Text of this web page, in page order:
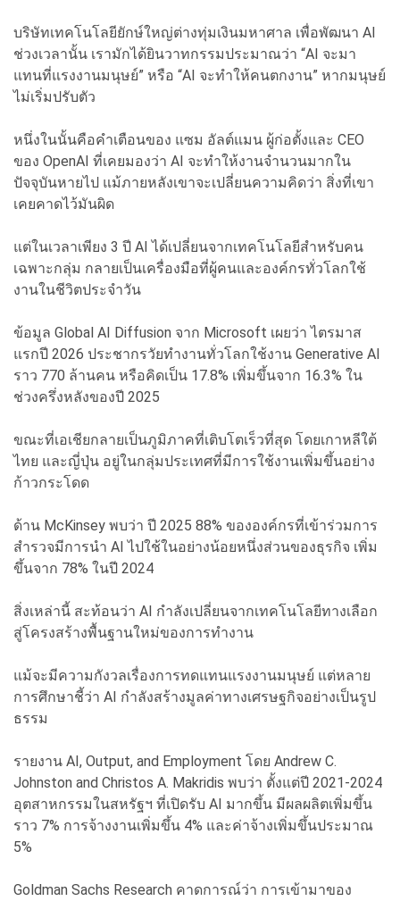
บริษัทเทคโนโลยียักษ์ใหญ่ต่างทุ่มเงินมหาศาล เพื่อพัฒนา AI
ช่วงเวลานั้น เรามักได้ยินวาทกรรมประมาณว่า “AI จะมา
แทนที่แรงงานมนุษย์” หรือ “AI จะทำให้คนตกงาน” หากมนุษย์
ไม่เริ่มปรับตัว
หนึ่งในนั้นคือคำเตือนของ แซม อัลต์แมน ผู้ก่อตั้งและ CEO
ของ OpenAI ที่เคยมองว่า AI จะทำให้งานจำนวนมากใน
ปัจจุบันหายไป แม้ภายหลังเขาจะเปลี่ยนความคิดว่า สิ่งที่เขา
เคยคาดไว้มันผิด
แต่ในเวลาเพียง 3 ปี AI ได้เปลี่ยนจากเทคโนโลยีสำหรับคน
เฉพาะกลุ่ม กลายเป็นเครื่องมือที่ผู้คนและองค์กรทั่วโลกใช้
งานในชีวิตประจำวัน
ข้อมูล Global AI Diffusion จาก Microsoft เผยว่า ไตรมาส
แรกปี 2026 ประชากรวัยทำงานทั่วโลกใช้งาน Generative AI
ราว 770 ล้านคน หรือคิดเป็น 17.8% เพิ่มขึ้นจาก 16.3% ใน
ช่วงครึ่งหลังของปี 2025
ขณะที่เอเชียกลายเป็นภูมิภาคที่เติบโตเร็วที่สุด โดยเกาหลีใต้
ไทย และญี่ปุ่น อยู่ในกลุ่มประเทศที่มีการใช้งานเพิ่มขึ้นอย่าง
ก้าวกระโดด
ด้าน McKinsey พบว่า ปี 2025 88% ขององค์กรที่เข้าร่วมการ
สำรวจมีการนำ AI ไปใช้ในอย่างน้อยหนึ่งส่วนของธุรกิจ เพิ่ม
ขึ้นจาก 78% ในปี 2024
สิ่งเหล่านี้ สะท้อนว่า AI กำลังเปลี่ยนจากเทคโนโลยีทางเลือก
สู่โครงสร้างพื้นฐานใหม่ของการทำงาน
แม้จะมีความกังวลเรื่องการทดแทนแรงงานมนุษย์ แต่หลาย
การศึกษาชี้ว่า AI กำลังสร้างมูลค่าทางเศรษฐกิจอย่างเป็นรูป
ธรรม
รายงาน AI, Output, and Employment โดย Andrew C.
Johnston and Christos A. Makridis พบว่า ตั้งแต่ปี 2021-2024
อุตสาหกรรมในสหรัฐฯ ที่เปิดรับ AI มากขึ้น มีผลผลิตเพิ่มขึ้น
ราว 7% การจ้างงานเพิ่มขึ้น 4% และค่าจ้างเพิ่มขึ้นประมาณ
5%
Goldman Sachs Research คาดการณ์ว่า การเข้ามาของ